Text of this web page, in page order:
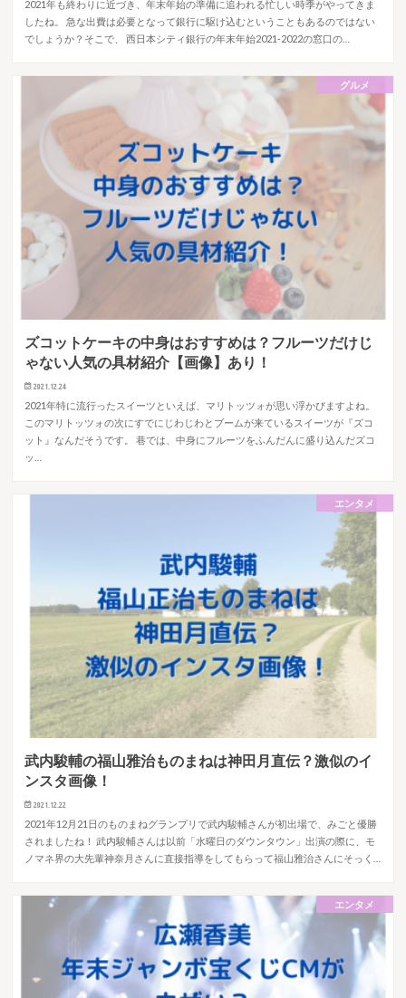
2021年も終わりに近づき、年末年始の準備に追われる忙しい時季がやってきま
したね。 急な出費は必要となって銀行に駆け込むということもあるのではない
でしょうか？そこで、 西日本シティ銀行の年末年始2021‐2022の窓口の…
グルメ
ズコットケーキの中身はおすすめは？フルーツだけじ
ゃない人気の具材紹介【画像】あり！
2021.12.24
2021年特に流行ったスイーツといえば、マリトッツォが思い浮かびますよね。
このマリトッツォの次にすでにじわじわとブームが来ているスイーツが『ズコ
ット』なんだそうです。 巷では、中身にフルーツをふんだんに盛り込んだズコ
ッ…
エンタメ
武内駿輔の福山雅治ものまねは神田月直伝？激似のイ
ンスタ画像！
2021.12.22
2021年12月21日のものまねグランプリで武内駿輔さんが初出場で、みごと優勝
されましたね！ 武内駿輔さんは以前「水曜日のダウンタウン」出演の際に、モ
ノマネ界の大先輩神奈月さんに直接指導をしてもらって福山雅治さんにそっく…
エンタメ